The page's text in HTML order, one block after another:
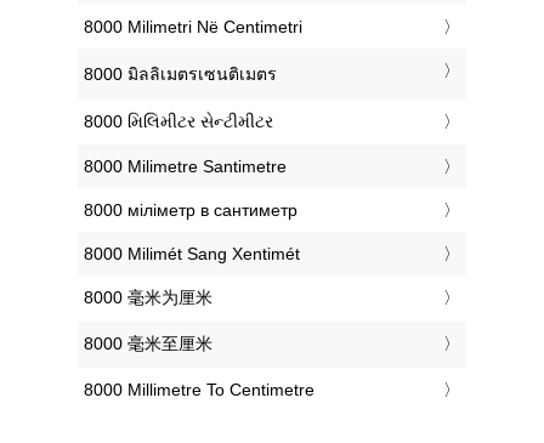
‎8000 Milimetri Në Centimetri
‎8000 มิลลิเมตรเซนติเมตร
‎8000 મિલિમીટર સેન્ટીમીટર
‎8000 Milimetre Santimetre
‎8000 міліметр в сантиметр
‎8000 Milimét Sang Xentimét
‎8000 毫米为厘米
‎8000 毫米至厘米
‎8000 Millimetre To Centimetre